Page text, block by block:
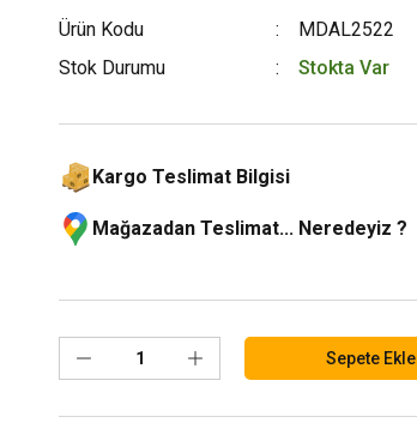
Ürün Kodu
MDAL2522
Stok Durumu
Stokta Var
Kargo Teslimat Bilgisi
Mağazadan Teslimat... Neredeyiz ?
Sepete Ekle